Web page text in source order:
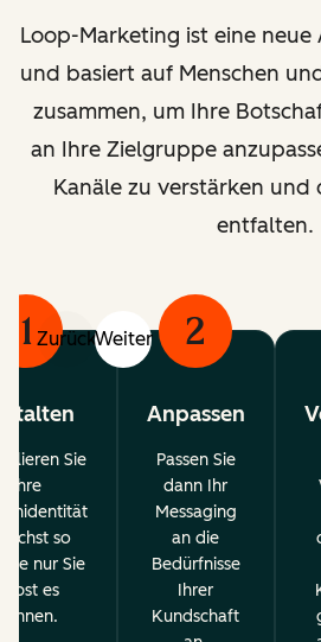
Loop-Marketing ist eine neue
und basiert auf Menschen
zusammen, um Ihre
an Ihre Zielgruppe
Kanäle zu verstärken und
entfalten.
ZurückWeiter
1
Sie
Ihre
so
nur Sie
es
2
Anpassen
Passen Sie
dann Ihr
Messaging
an die
Bedürfnisse
Ihrer
Kundschaft